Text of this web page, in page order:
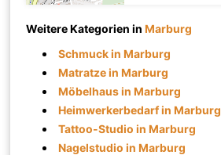
Weitere Kategorien inMarburg
Schmuck in Marburg
Matratze in Marburg
Möbelhaus in Marburg
Heimwerkerbedarf in Marburg
Tattoo-Studio in Marburg
Nagelstudio in Marburg